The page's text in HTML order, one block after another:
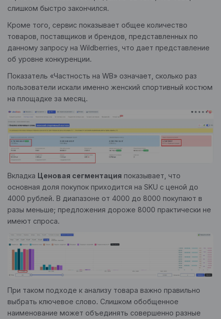
слишком быстро закончился.
Кроме того, сервис показывает общее количество
товаров, поставщиков и брендов, представленных по
данному запросу на Wildberries, что дает представление
об уровне конкуренции.
Показатель «Частность на WB» означает, сколько раз
пользователи искали именно женский спортивный костюм
на площадке за месяц.
Вкладка Ценовая сегментация показывает, что
основная доля покупок приходится на SKU с ценой до
4000 рублей. В диапазоне от 4000 до 8000 покупают в
разы меньше; предложения дороже 8000 практически не
имеют спроса.
При таком подходе к анализу товара важно правильно
выбрать ключевое слово. Слишком обобщенное
наименование может объединять совершенно разные